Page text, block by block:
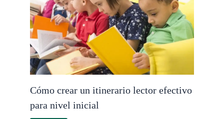
Cómo crear un itinerario lector efectivo
para nivel inicial